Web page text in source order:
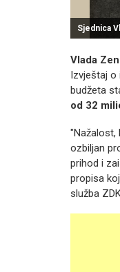
Sjednica
Vlada
Izvještaj o
budžeta
od 32
"Nažalost,
ozbiljan
prihod i
propisa
služba